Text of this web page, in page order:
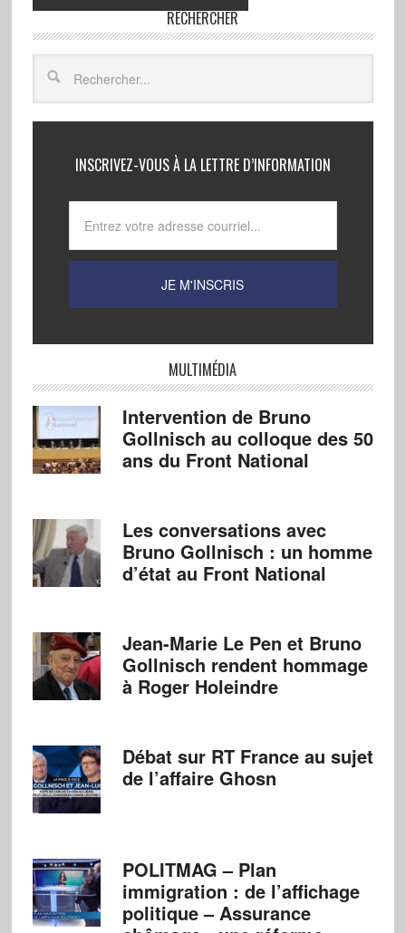
RECHERCHER
INSCRIVEZ-VOUS À LA LETTRE D’INFORMATION
MULTIMÉDIA
Intervention de Bruno
Gollnisch au colloque des 50
ans du Front National
Les conversations avec
Bruno Gollnisch : un homme
d’état au Front National
Jean-Marie Le Pen et Bruno
Gollnisch rendent hommage
à Roger Holeindre
Débat sur RT France au sujet
de l’affaire Ghosn
POLITMAG – Plan
immigration : de l’affichage
politique – Assurance